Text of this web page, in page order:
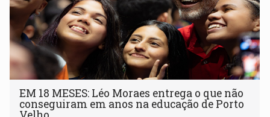
EM 18 MESES: Léo Moraes entrega o que não
conseguiram em anos na educação de Porto